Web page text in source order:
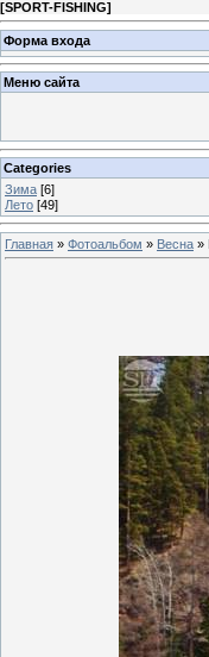
[SPORT-FISHING]
Форма входа
Меню сайта
Categories
Зима [6]
Лето [49]
Главная » Фотоальбом » Весна »